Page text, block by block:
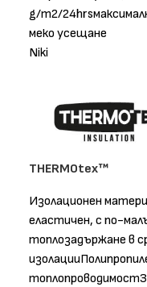
g/m2/
меко усещане
Niki
THERMOtex™
Изолационен
еластичен, с по-
топлозадържане в